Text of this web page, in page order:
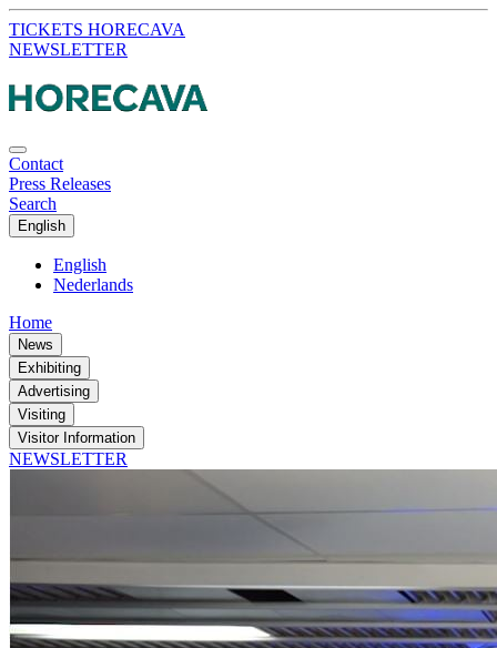
TICKETS HORECAVA
NEWSLETTER
Contact
Press Releases
Search
English
English
Nederlands
Home
News
Exhibiting
Advertising
Visiting
Visitor Information
NEWSLETTER